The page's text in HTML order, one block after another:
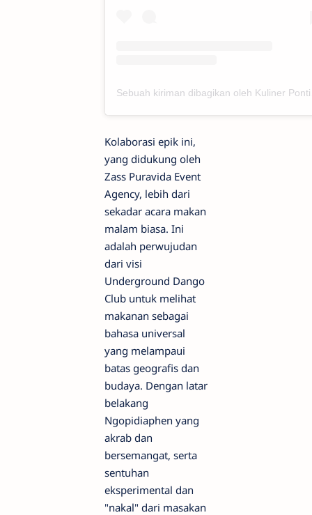
Kolaborasi epik ini,
yang didukung oleh
Zass Puravida Event
Agency, lebih dari
sekadar acara makan
malam biasa. Ini
adalah perwujudan
dari visi
Underground Dango
Club untuk melihat
makanan sebagai
bahasa universal
yang melampaui
batas geografis dan
budaya. Dengan latar
belakang
Ngopidiaphen yang
akrab dan
bersemangat, serta
sentuhan
eksperimental dan
"nakal" dari masakan